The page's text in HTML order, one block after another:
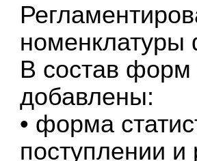
номенклатуры
В состав форм
добавлены:
• форма
поступлении и